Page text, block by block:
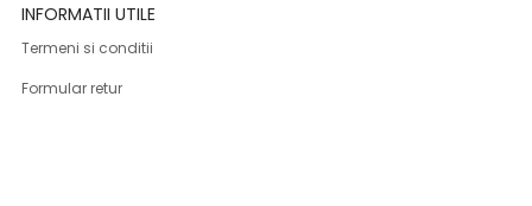
INFORMATII UTILE
Termeni si conditii
Formular retur